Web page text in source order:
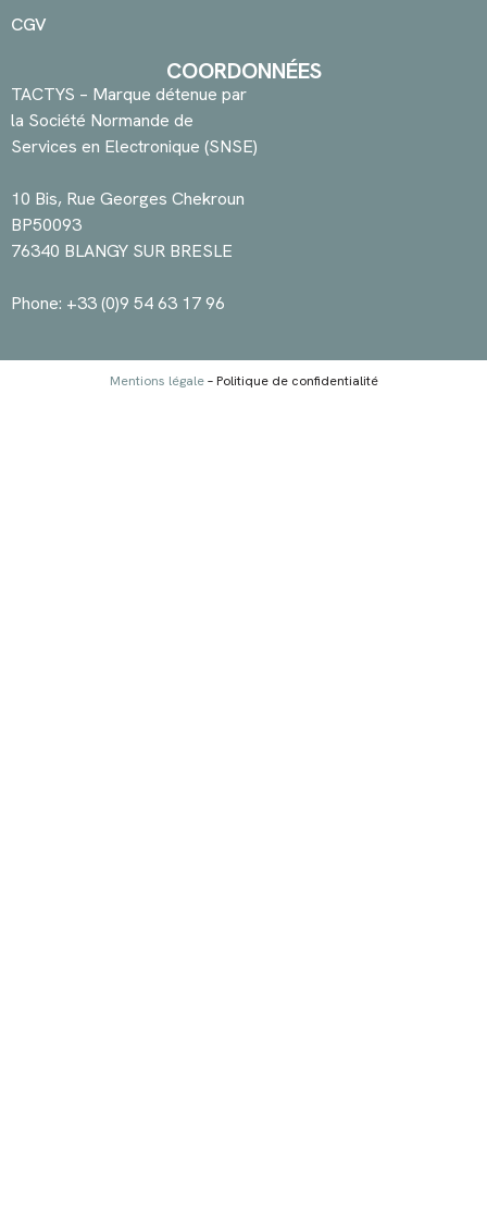
CGV
COORDONNÉES
TACTYS – Marque détenue par
la Société Normande de
Services en Electronique (SNSE)
10 Bis, Rue Georges Chekroun
BP50093
76340 BLANGY SUR BRESLE
Phone: +33 (0)9 54 63 17 96
Mentions légale– Politique de confidentialité